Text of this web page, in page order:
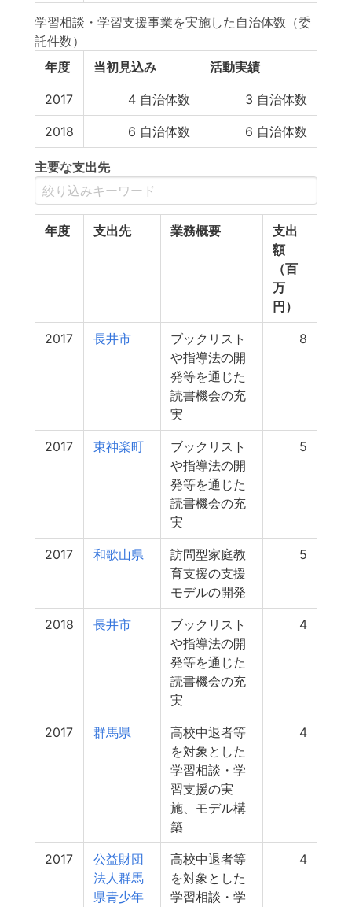
学習相談・学習支援事業を実施した自治体数（委
託件数）
年度
当初見込み 活動実績
2017 4 自治体数 3 自治体数
2018 6 自治体数 6 自治体数
主要な支出先
年度 支出先 業務概要
支出
額
（百
万
円）
2017 長井市
ブックリスト
や指導法の開
発等を通じた
読書機会の充
実
8
2017 東神楽町
ブックリスト
や指導法の開
発等を通じた
読書機会の充
実
5
2017 和歌山県
訪問型家庭教
育支援の支援
モデルの開発
5
2018 長井市
ブックリスト
や指導法の開
発等を通じた
読書機会の充
実
4
2017 群馬県
高校中退者等
を対象とした
学習相談・学
習支援の実
施、モデル構
築
4
2017
公益財団
法人群馬
県青少年
高校中退者等
を対象とした
学習相談・学
4